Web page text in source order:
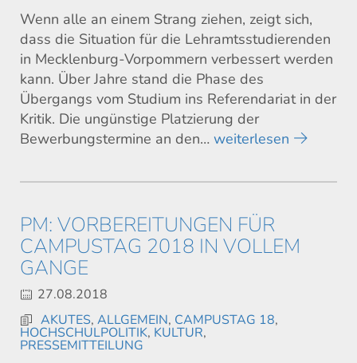
Wenn alle an einem Strang ziehen, zeigt sich,
dass die Situation für die Lehramtsstudierenden
in Mecklenburg-Vorpommern verbessert werden
kann. Über Jahre stand die Phase des
Übergangs vom Studium ins Referendariat in der
Kritik. Die ungünstige Platzierung der
Bewerbungstermine an den… weiterlesen
PM: VORBEREITUNGEN FÜR
CAMPUSTAG 2018 IN VOLLEM
GANGE
27.08.2018
AKUTES, ALLGEMEIN, CAMPUSTAG 18,
HOCHSCHULPOLITIK, KULTUR,
PRESSEMITTEILUNG